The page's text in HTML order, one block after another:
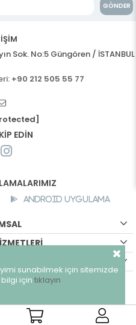
GÖNDER
Sok. No:5 Güngören / İSTANBUL
+90 212 505 55 77
EDİN
Android Uygulama
hakları saklıdır.
sunabilmek için sitemizde
bilgi için tıklayın